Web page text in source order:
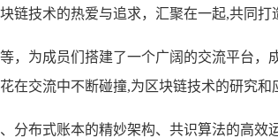
技术的热爱与追求，汇聚在一起,共同打
为成员们搭建了一个广阔的交流平台
交流中不断碰撞,为区块链技术的研究和
分布式账本的精妙架构、共识算法的高